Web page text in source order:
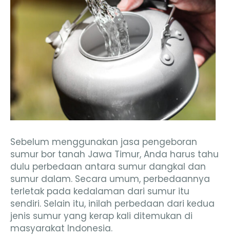
Sebelum menggunakan jasa pengeboran
sumur bor tanah Jawa Timur, Anda harus tahu
dulu perbedaan antara sumur dangkal dan
sumur dalam. Secara umum, perbedaannya
terletak pada kedalaman dari sumur itu
sendiri. Selain itu, inilah perbedaan dari kedua
jenis sumur yang kerap kali ditemukan di
masyarakat Indonesia.